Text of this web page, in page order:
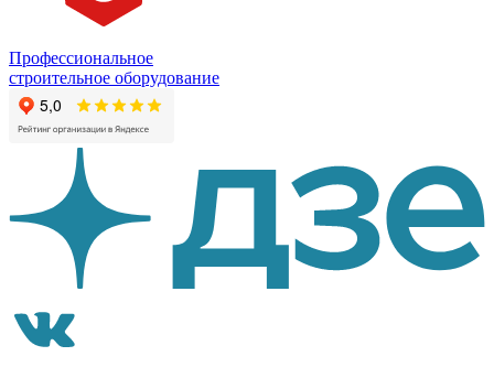
Профессиональное
строительное оборудование